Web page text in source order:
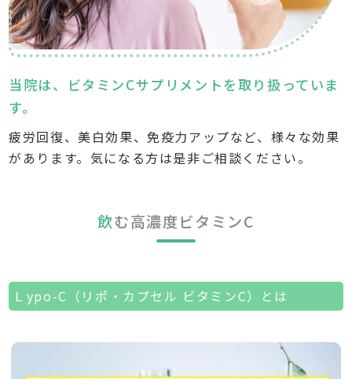
禁煙外来
AGA治療
ED治療
ピロリ菌検査
名古屋市検診
サプリメント
自費注射・点滴
当院は、ビタミンCサプリメントを取り扱っていま
す。
疲労回復、美白効果、免疫力アップなど、様々な効果
があります。気になる方は是非ご相談ください。
飲む高濃度ビタミンC
Ｌypo-C（リポ・カプセル ビタミンC）とは